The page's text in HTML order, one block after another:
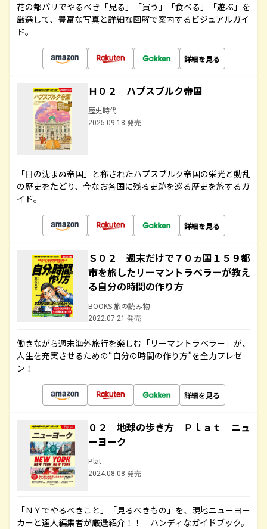
花の都パリでやるべき「見る」「買う」「食べる」「遊ぶ」を
厳選して、豊富な写真と詳細な図解で案内するビジュアルガイ
ド。
詳細を見る
Ｈ０２ ハプスブルク帝国
歴史時代
2025.09.18 発売
「日の沈まぬ帝国」と称されたハプスブルク帝国の栄光と動乱
の歴史をたどり、今なお各国に残る史跡を巡る歴史を旅するガ
イド。
詳細を見る
Ｓ０２ 週末だけで７０ヵ国１５９都
市を旅したリーマントラベラーが教え
る自分の時間の作り方
BOOKS 旅の読み物
2022.07.21 発売
働きながら週末海外旅行を楽しむ「リーマントラベラー」が、
人生を充実させるための“自分の時間の作り方”を全力プレゼ
ン！
詳細を見る
０２ 地球の歩き方 Ｐｌａｔ ニュ
ーヨーク
Plat
2024.08.08 発売
「ＮＹでやるべきこと」「見るべきもの」を、現地ニューヨー
カーと達人編集者が厳選紹介！！ ハンディなガイドブック。